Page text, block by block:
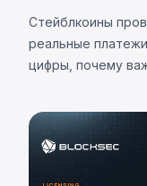
Стейблкоины
реальные
цифры, почему